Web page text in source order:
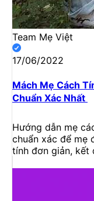
Team Mẹ Việt
17/06/2022
Mách Mẹ Cách
Chuẩn Xác Nhất
Hướng dẫn mẹ
chuẩn xác để mẹ
tính đơn giản, kết